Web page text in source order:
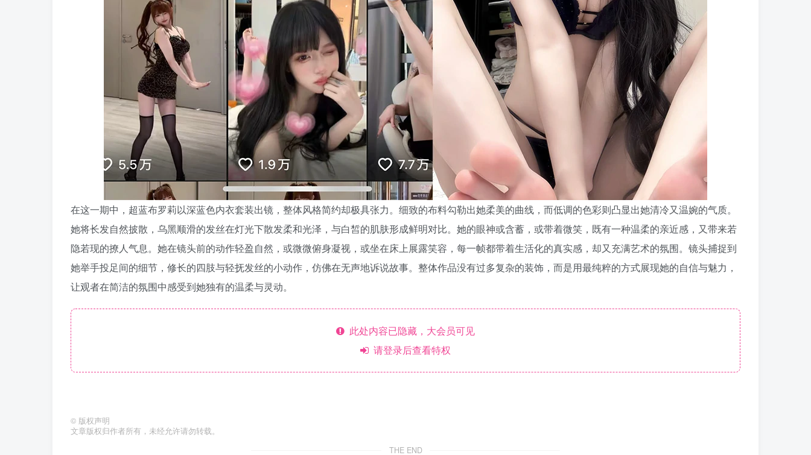
在这一期中，超蓝布罗莉以深蓝色内衣套装出镜，整体风格简约却极具张力。细致的布料勾勒出她柔美的曲线，而低调的色彩则凸显出她清冷又温婉的气质。
她将长发自然披散，乌黑顺滑的发丝在灯光下散发柔和光泽，与白皙的肌肤形成鲜明对比。她的眼神或含蓄，或带着微笑，既有一种温柔的亲近感，又带来若
隐若现的撩人气息。她在镜头前的动作轻盈自然，或微微俯身凝视，或坐在床上展露笑容，每一帧都带着生活化的真实感，却又充满艺术的氛围。镜头捕捉到
她举手投足间的细节，修长的四肢与轻抚发丝的小动作，仿佛在无声地诉说故事。整体作品没有过多复杂的装饰，而是用最纯粹的方式展现她的自信与魅力，
让观者在简洁的氛围中感受到她独有的温柔与灵动。
此处内容已隐藏，大会员可见
请登录后查看特权
© 版权声明
文章版权归作者所有，未经允许请勿转载。
THE END